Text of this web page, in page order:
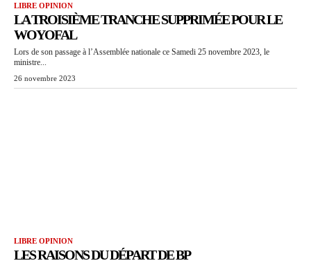
LIBRE OPINION
LA TROISIÈME TRANCHE SUPPRIMÉE POUR LE
WOYOFAL
Lors de son passage à l’Assemblée nationale ce Samedi 25 novembre 2023, le
ministre...
26 novembre 2023
LIBRE OPINION
LES RAISONS DU DÉPART DE BP